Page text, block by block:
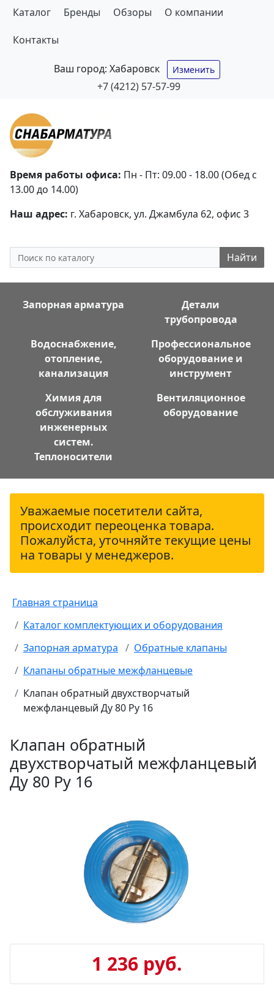
Каталог Бренды Обзоры О компании
Контакты
Ваш город: Хабаровск Изменить
+7 (4212) 57-57-99
Время работы офиса: Пн - Пт: 09.00 - 18.00 (Обед с
13.00 до 14.00)
Наш адрес: г. Хабаровск, ул. Джамбула 62, офис 3
Найти
Запорная арматура
Детали
трубопровода
Водоснабжение,
отопление,
канализация
Профессиональное
оборудование и
инструмент
Химия для
обслуживания
инженерных
систем.
Теплоносители
Вентиляционное
оборудование
Уважаемые посетители сайта,
происходит переоценка товара.
Пожалуйста, уточняйте текущие цены
на товары у менеджеров.
Главная страница
Каталог комплектующих и оборудования
Запорная арматура
Обратные клапаны
Клапаны обратные межфланцевые
Клапан обратный двухстворчатый
межфланцевый Ду 80 Ру 16
Клапан обратный
двухстворчатый межфланцевый
Ду 80 Ру 16
1 236 руб.